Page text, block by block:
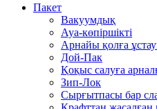
Пакет
Вакуумдық
Ауа-көпіршікті
Арнайы қолға
Дой-Пак
Қоқыс салуға
Зип-Лок
Сырғытпасы бар